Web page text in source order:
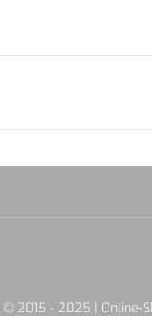
© 2015 - 2025 | Online-